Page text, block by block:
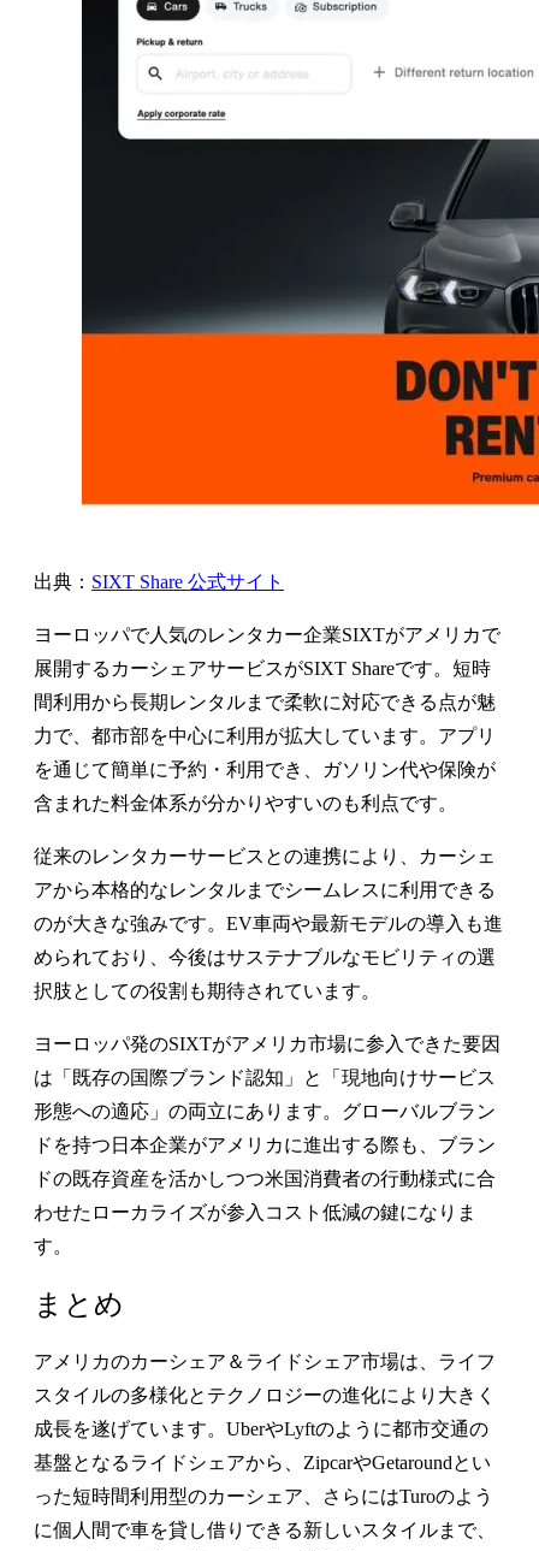
出典： SIXT Share 公式サイト
ヨーロッパで人気のレンタカー企業SIXTがアメリカで
展開するカーシェアサービスがSIXT Shareです。短時
間利用から長期レンタルまで柔軟に対応できる点が魅
力で、都市部を中心に利用が拡大しています。アプリ
を通じて簡単に予約・利用でき、ガソリン代や保険が
含まれた料金体系が分かりやすいのも利点です。
従来のレンタカーサービスとの連携により、カーシェ
アから本格的なレンタルまでシームレスに利用できる
のが大きな強みです。EV車両や最新モデルの導入も進
められており、今後はサステナブルなモビリティの選
択肢としての役割も期待されています。
ヨーロッパ発のSIXTがアメリカ市場に参入できた要因
は「既存の国際ブランド認知」と「現地向けサービス
形態への適応」の両立にあります。グローバルブラン
ドを持つ日本企業がアメリカに進出する際も、ブラン
ドの既存資産を活かしつつ米国消費者の行動様式に合
わせたローカライズが参入コスト低減の鍵になりま
す。
まとめ
アメリカのカーシェア＆ライドシェア市場は、ライフ
スタイルの多様化とテクノロジーの進化により大きく
成長を遂げています。UberやLyftのように都市交通の
基盤となるライドシェアから、ZipcarやGetaroundとい
った短時間利用型のカーシェア、さらにはTuroのよう
に個人間で車を貸し借りできる新しいスタイルまで、